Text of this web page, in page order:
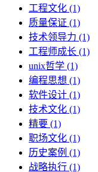
工程文化 (1)
质量保证 (1)
技术领导力 (1)
工程师成长 (1)
unix哲学 (1)
编程思想 (1)
软件设计 (1)
技术文化 (1)
精要 (1)
职场文化 (1)
历史案例 (1)
战略执行 (1)